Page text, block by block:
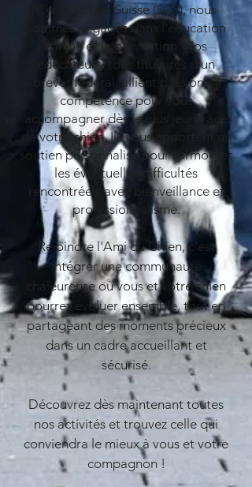
Cynologique Suisse (SCS), nous
sommes engagés dans l'éducation
canine et la prévention. Nos
éducateurs, tous titulaires d'un
brevet fédéral, allient passion et
compétence pour vous
accompagner dès le plus jeune âge
de votre chien. Ils vous apportent un
soutien personnalisé pour surmonter
les éventuelles difficultés
rencontrées, avec bienveillance et
professionnalisme.
Rejoindre l'Ami du Chien, c'est
intégrer une communauté
chaleureuse où vous et votre chien
pourrez évoluer ensemble, tout en
partageant des moments précieux
dans un cadre accueillant et
sécurisé.
Découvrez dès maintenant toutes
nos activités et trouvez celle qui
conviendra le mieux à vous et votre
compagnon !